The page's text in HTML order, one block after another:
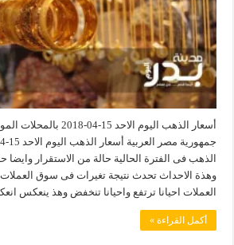
أسعار الذهب اليوم الاحد
الذهب فى الفترة الحالية حالة من الاستقرار وايضا
وهذة الاحداث تحدث نتيجة تغيرات فى سوق
العملات احيانا ترتفع واحيانا تنخفض وهذ ينعكس
أكمل القراءة »